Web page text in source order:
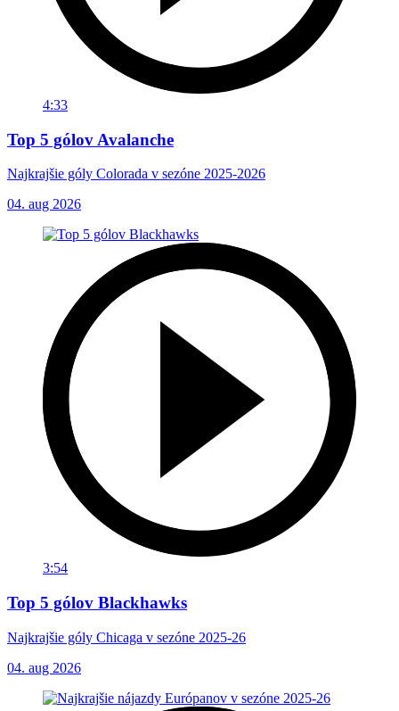
4:33
Top 5 gólov Avalanche
Najkrajšie góly Colorada v sezóne 2025-2026
04. aug 2026
3:54
Top 5 gólov Blackhawks
Najkrajšie góly Chicaga v sezóne 2025-26
04. aug 2026